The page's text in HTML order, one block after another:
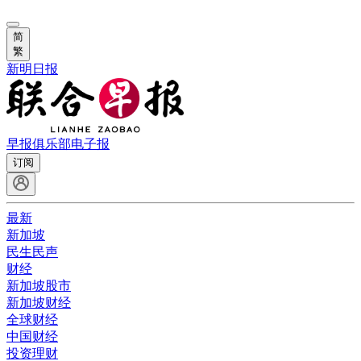
简
繁
新明日报
早报俱乐部电子报
订阅
最新
新加坡
民生民声
财经
新加坡股市
新加坡财经
全球财经
中国财经
投资理财